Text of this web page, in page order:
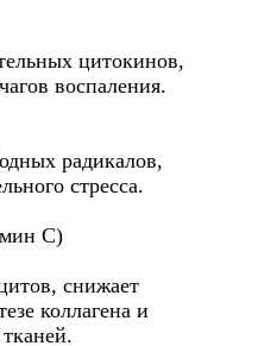
цитокинов,
воспаления.
радикалов,
стресса.
С)
снижает
коллагена и